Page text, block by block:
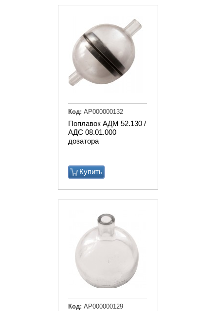
Поплавок АДМ 52.130 /
АДС 08.01.000
дозатора
Купить
Код: АР000000132
Код: АР000000129